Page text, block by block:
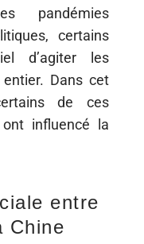
pandémies
certains
d’agiter les
Dans cet
de ces
influencé la
entre
Chine